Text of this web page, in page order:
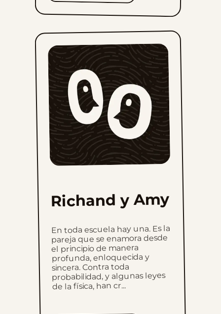
Richand y Amy
En toda escuela hay una. Es la
pareja que se enamora desde
el principio de manera
profunda, enloquecida y
sincera. Contra toda
probabilidad, y algunas leyes
de la física, han cr...